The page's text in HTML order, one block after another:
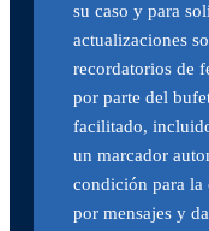
su caso y para
actualizaciones
recordatorios de
por parte del
facilitado,
un marcador
condición para la
por mensajes y